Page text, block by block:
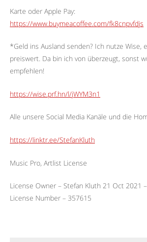
Karte oder Apple Pay:
https://www.buymeacoffee.com/fk8cnpvfdjs
*Geld ins Ausland senden? Ich nutze Wise,
preiswert. Da bin ich von überzeugt, sonst
empfehlen!
https://wise.prf.hn/l/jWYM3n1
Alle unsere Social Media Kanäle und die
https://linktr.ee/StefanKluth
Music Pro, Artlist License
License Owner – Stefan Kluth 21 Oct 2021
License Number – 357615